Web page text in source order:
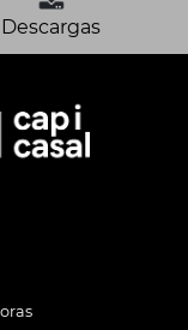
Descargas